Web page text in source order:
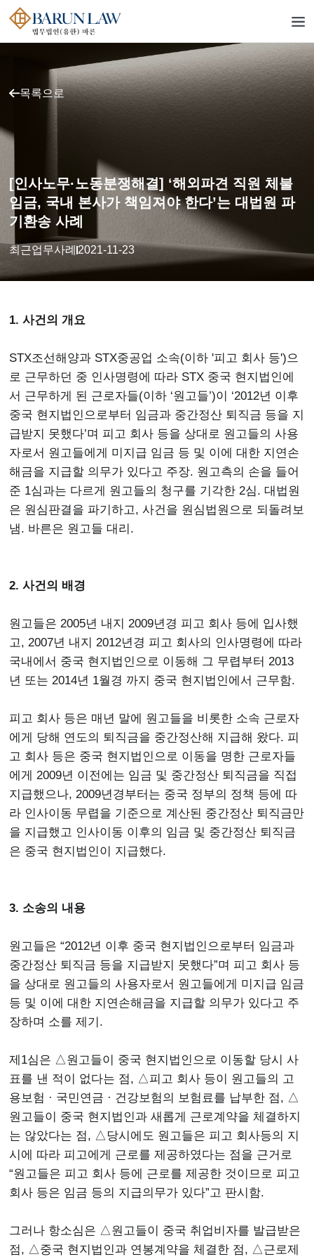
목록으로
[인사노무·노동분쟁해결] ‘해외파견 직원 체불
임금, 국내 본사가 책임져야 한다’는 대법원 파
기환송 사례
최근업무사례 2021-11-23
1. 사건의 개요
STX조선해양과 STX중공업 소속(이하 '피고 회사 등')으
로 근무하던 중 인사명령에 따라 STX 중국 현지법인에
서 근무하게 된 근로자들(이하 ‘원고들’)이 ‘2012년 이후
중국 현지법인으로부터 임금과 중간정산 퇴직금 등을 지
급받지 못했다’며 피고 회사 등을 상대로 원고들의 사용
자로서 원고들에게 미지급 임금 등 및 이에 대한 지연손
해금을 지급할 의무가 있다고 주장. 원고측의 손을 들어
준 1심과는 다르게 원고들의 청구를 기각한 2심. 대법원
은 원심판결을 파기하고, 사건을 원심법원으로 되돌려보
냄. 바른은 원고들 대리.
2. 사건의 배경
원고들은 2005년 내지 2009년경 피고 회사 등에 입사했
고, 2007년 내지 2012년경 피고 회사의 인사명령에 따라
국내에서 중국 현지법인으로 이동해 그 무렵부터 2013
년 또는 2014년 1월경 까지 중국 현지법인에서 근무함.
피고 회사 등은 매년 말에 원고들을 비롯한 소속 근로자
에게 당해 연도의 퇴직금을 중간정산해 지급해 왔다. 피
고 회사 등은 중국 현지법인으로 이동을 명한 근로자들
에게 2009년 이전에는 임금 및 중간정산 퇴직금을 직접
지급했으나, 2009년경부터는 중국 정부의 정책 등에 따
라 인사이동 무렵을 기준으로 계산된 중간정산 퇴직금만
을 지급했고 인사이동 이후의 임금 및 중간정산 퇴직금
은 중국 현지법인이 지급했다.
3. 소송의 내용
원고들은 “2012년 이후 중국 현지법인으로부터 임금과
중간정산 퇴직금 등을 지급받지 못했다”며 피고 회사 등
을 상대로 원고들의 사용자로서 원고들에게 미지급 임금
등 및 이에 대한 지연손해금을 지급할 의무가 있다고 주
장하며 소를 제기.
제1심은 △원고들이 중국 현지법인으로 이동할 당시 사
표를 낸 적이 없다는 점, △피고 회사 등이 원고들의 고
용보험 · 국민연금 · 건강보험의 보험료를 납부한 점, △
원고들이 중국 현지법인과 새롭게 근로계약을 체결하지
는 않았다는 점, △당시에도 원고들은 피고 회사등의 지
시에 따라 피고에게 근로를 제공하였다는 점을 근거로
“원고들은 피고 회사 등에 근로를 제공한 것이므로 피고
회사 등은 임금 등의 지급의무가 있다”고 판시함.
그러나 항소심은 △원고들이 중국 취업비자를 발급받은
점, △중국 현지법인과 연봉계약을 체결한 점, △근로제